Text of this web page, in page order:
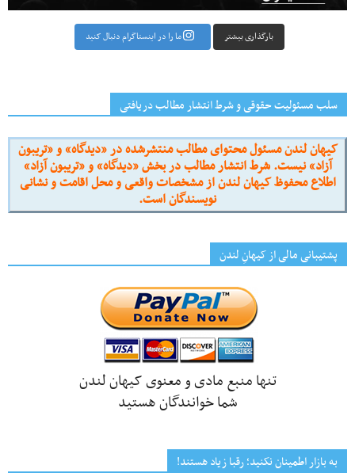
بارگذاری بیشتر ما را در اینستاگرام دنبال کنید
سلب مسئولیت حقوقی و شرط انتشار مطالب دریافتی
کیهان لندن مسئول محتوای مطالب منتشرشده در «دیدگاه» و «تریبون
آزاد» نیست. شرط انتشار مطالب در بخش «دیدگاه» و «تریبون آزاد»
اطلاع محفوظ کیهان لندن از مشخصات واقعی و محل اقامت و نشانی
نویسندگان است.
پشتیبانی مالی از کیهانِ لندن
تنها منبع مادی و معنوی کیهان لندن
شما خوانندگان هستید
به بازار اطمینان نکنید؛ رقبا زیاد هستند!